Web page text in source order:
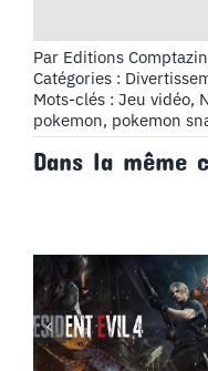
Par Editions
Catégories :
Mots-clés : Jeu vidéo,
pokemon, pokemon
Dans la même
Jeu video :
Resident Evil
4